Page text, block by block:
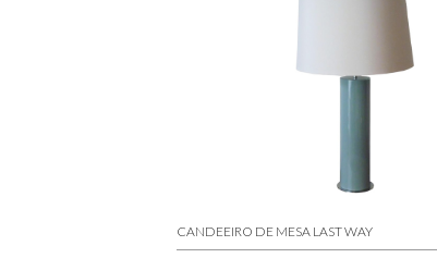
CANDEEIRO DE MESA LAST WAY